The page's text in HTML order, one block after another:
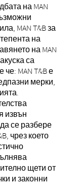
на MAN
MAN T&B за
на
на MAN
са
MAN T&B е
мерки,
извън
се разбере
чрез което
щети от
и законни